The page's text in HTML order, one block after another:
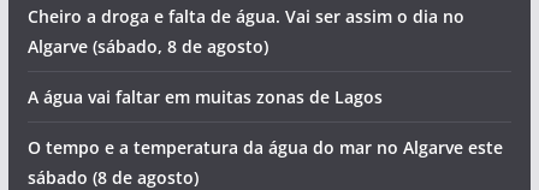
Cheiro a droga e falta de água. Vai ser assim o dia no
Algarve (sábado, 8 de agosto)
A água vai faltar em muitas zonas de Lagos
O tempo e a temperatura da água do mar no Algarve este
sábado (8 de agosto)